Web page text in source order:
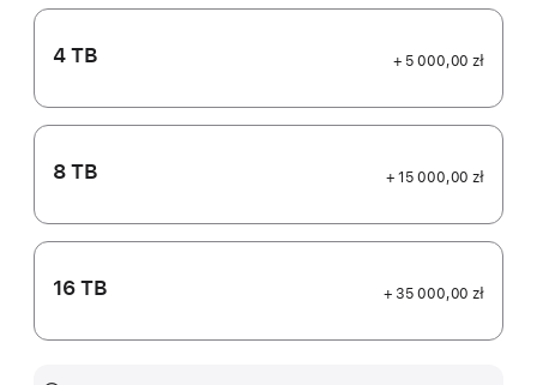
4 TB + 5 000,00 zł
8 TB + 15 000,00 zł
16 TB + 35 000,00 zł